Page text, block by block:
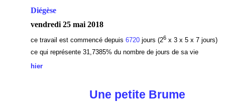
Diégèse
vendredi 25 mai 2018
ce travail est commencé depuis 6720jours (26x 3 x 5 x 7 jours)
ce qui représente 31,7385% du nombre de jours de sa vie
hier
Une petite Brume